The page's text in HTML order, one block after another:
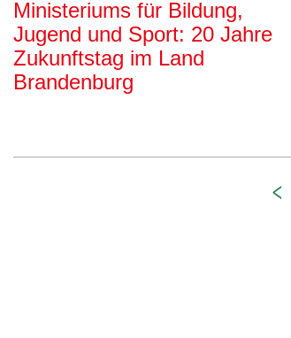
Ministeriums für Bildung,
Jugend und Sport: 20 Jahre
Zukunftstag im Land
Brandenburg